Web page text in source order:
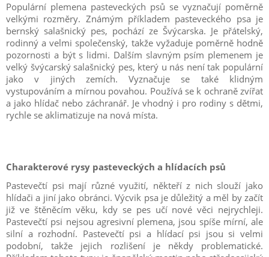
Populární plemena pasteveckých psů se vyznačují poměrně
velkými rozměry. Známým příkladem pasteveckého psa je
bernský salašnický pes, pochází ze Švýcarska. Je přátelský,
rodinný a velmi společenský, takže vyžaduje poměrně hodně
pozornosti a být s lidmi. Dalším slavným psím plemenem je
velký švýcarský salašnický pes, který u nás není tak populární
jako v jiných zemích. Vyznačuje se také klidným
vystupováním a mírnou povahou. Používá se k ochraně zvířat
a jako hlídač nebo záchranář. Je vhodný i pro rodiny s dětmi,
rychle se aklimatizuje na nová místa.
Charakterové rysy pasteveckých a hlídacích psů
Pastevečtí psi mají různé využití, někteří z nich slouží jako
hlídači a jiní jako obránci. Výcvik psa je důležitý a měl by začít
již ve štěněcím věku, kdy se pes učí nové věci nejrychleji.
Pastevečtí psi nejsou agresivní plemena, jsou spíše mírní, ale
silní a rozhodní. Pastevečtí psi a hlídací psi jsou si velmi
podobní, takže jejich rozlišení je někdy problematické.